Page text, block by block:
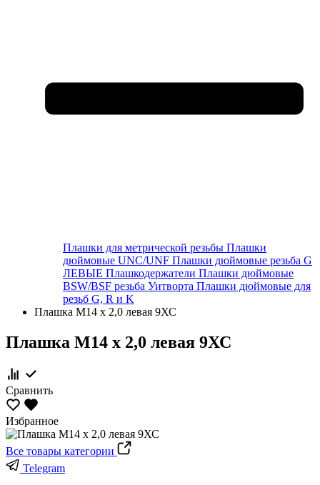
Плашки для метрической резьбы Плашки
дюймовые UNC/UNF Плашки дюймовые резьба G
ЛЕВЫЕ Плашкодержатели Плашки дюймовые
BSW/BSF резьба Уитворта Плашки дюймовые для
резьб G, R и K
Плашка М14 х 2,0 левая 9ХС
Плашка М14 х 2,0 левая 9ХС
Сравнить
Избранное
Все товары категории
Telegram